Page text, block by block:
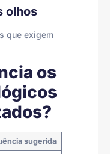
olhos
que exigem
os
sugerida